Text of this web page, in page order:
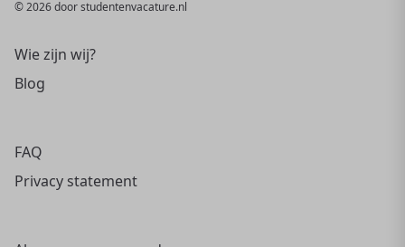
© 2026 door studentenvacature.nl
Wie zijn wij?
Blog
FAQ
Privacy statement